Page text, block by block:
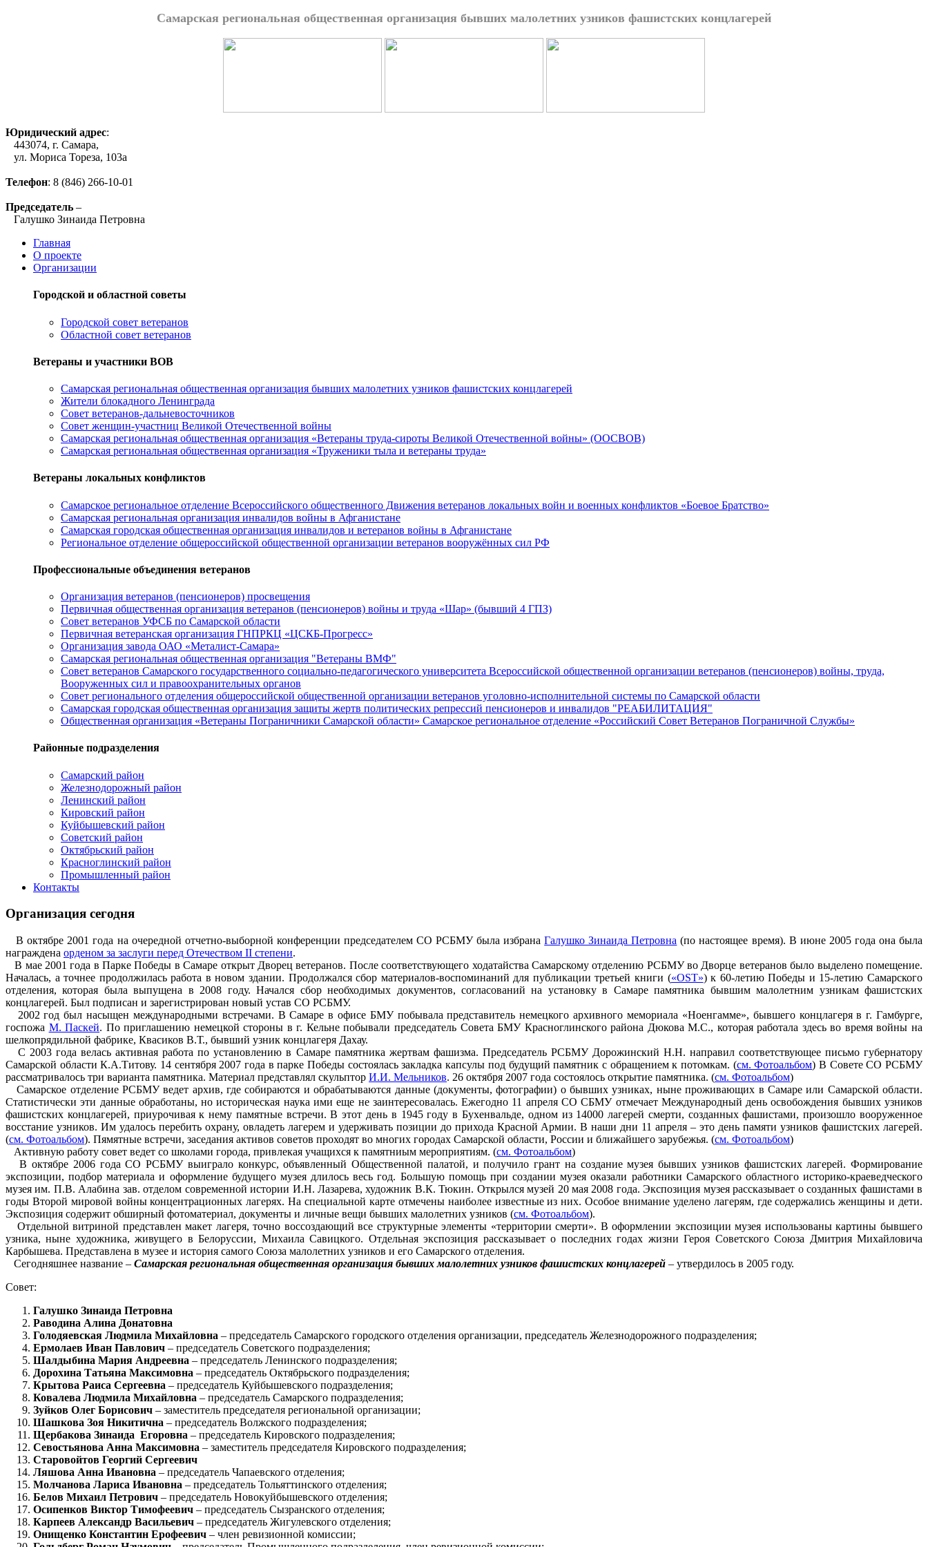
Самарская региональная общественная организация бывших малолетних узников фашистских концлагерей
Юридический адрес:
443074, г. Самара,
ул. Мориса Тореза, 103а
Телефон: 8 (846) 266-10-01
Председатель –
Галушко Зинаида Петровна
Главная
О проекте
Организации
Городской и областной советы
Городской совет ветеранов
Областной совет ветеранов
Ветераны и участники ВОВ
Самарская региональная общественная организация бывших малолетних узников фашистских концлагерей
Жители блокадного Ленинграда
Совет ветеранов-дальневосточников
Совет женщин-участниц Великой Отечественной войны
Самарская региональная общественная организация «Ветераны труда-сироты Великой Отечественной войны» (ООСВОВ)
Самарская региональная общественная организация «Труженики тыла и ветераны труда»
Ветераны локальных конфликтов
Самарское региональное отделение Всероссийского общественного Движения ветеранов локальных войн и военных конфликтов «Боевое Братство»
Самарская региональная организация инвалидов войны в Афганистане
Самарская городская общественная организация инвалидов и ветеранов войны в Афганистане
Региональное отделение общероссийской общественной организации ветеранов вооружённых сил РФ
Профессиональные объединения ветеранов
Организация ветеранов (пенсионеров) просвещения
Первичная общественная организация ветеранов (пенсионеров) войны и труда «Шар» (бывший 4 ГПЗ)
Совет ветеранов УФСБ по Самарской области
Первичная ветеранская организация ГНПРКЦ «ЦСКБ-Прогресс»
Организация завода ОАО «Металист-Самара»
Самарская региональная общественная организация "Ветераны ВМФ"
Совет ветеранов Самарского государственного социально-педагогического университета Всероссийской общественной организации ветеранов (пенсионеров) войны, труда,
Вооруженных сил и правоохранительных органов
Совет регионального отделения общероссийской общественной организации ветеранов уголовно-исполнительной системы по Самарской области
Самарская городская общественная организация защиты жертв политических репрессий пенсионеров и инвалидов "РЕАБИЛИТАЦИЯ"
Общественная организация «Ветераны Пограничники Самарской области» Самарское региональное отделение «Российский Совет Ветеранов Пограничной Службы»
Районные подразделения
Самарский район
Железнодорожный район
Ленинский район
Кировский район
Куйбышевский район
Советский район
Октябрьский район
Красноглинский район
Промышленный район
Контакты
Организация сегодня
В октябре 2001 года на очередной отчетно-выборной конференции председателем СО РСБМУ была избранаГалушко Зинаида Петровна (по настоящее время). В июне 2005 года она была
награждена орденом за заслуги перед Отечеством II степени.
В мае 2001 года в Парке Победы в Самаре открыт Дворец ветеранов. После соответствующего ходатайства Самарскому отделению РСБМУ во Дворце ветеранов было выделено помещение.
Началась, а точнее продолжилась работа в новом здании. Продолжался сбор материалов-воспоминаний для публикации третьей книги («OST») к 60-летию Победы и 15-летию Самарского
отделения, которая была выпущена в 2008 году. Начался сбор необходимых документов, согласований на установку в Самаре памятника бывшим малолетним узникам фашистских
концлагерей. Был подписан и зарегистрирован новый устав СО РСБМУ.
2002 год был насыщен международными встречами. В Самаре в офисе БМУ побывала представитель немецкого архивного мемориала «Ноенгамме», бывшего концлагеря в г. Гамбурге,
госпожа М. Паскей. По приглашению немецкой стороны в г. Кельне побывали председатель Совета БМУ Красноглинского района Дюкова М.С., которая работала здесь во время войны на
шелкопрядильной фабрике, Квасиков В.Т., бывший узник концлагеря Дахау.
С 2003 года велась активная работа по установлению в Самаре памятника жертвам фашизма. Председатель РСБМУ Дорожинский Н.Н. направил соответствующее письмо губернатору
Самарской области К.А.Титову. 14 сентября 2007 года в парке Победы состоялась закладка капсулы под будущий памятник с обращением к потомкам. (см. Фотоальбом) В Совете СО РСБМУ
рассматривалось три варианта памятника. Материал представлял скульптор И.И. Мельников. 26 октября 2007 года состоялось открытие памятника. (см. Фотоальбом)
Самарское отделение РСБМУ ведет архив, где собираются и обрабатываются данные (документы, фотографии) о бывших узниках, ныне проживающих в Самаре или Самарской области.
Статистически эти данные обработаны, но историческая наука ими еще не заинтересовалась. Ежегодно 11 апреля СО СБМУ отмечает Международный день освобождения бывших узников
фашистских концлагерей, приурочивая к нему памятные встречи. В этот день в 1945 году в Бухенвальде, одном из 14000 лагерей смерти, созданных фашистами, произошло вооруженное
восстание узников. Им удалось перебить охрану, овладеть лагерем и удерживать позиции до прихода Красной Армии. В наши дни 11 апреля – это день памяти узников фашистских лагерей.
(см. Фотоальбом). Пямятные встречи, заседания активов советов проходят во многих городах Самарской области, России и ближайшего зарубежья. (см. Фотоальбом)
Активную работу совет ведет со школами города, привлекая учащихся к памятниым мероприятиям. (см. Фотоальбом)
В октябре 2006 года СО РСБМУ выиграло конкурс, объявленный Общественной палатой, и получило грант на создание музея бывших узников фашистских лагерей. Формирование
экспозиции, подбор материала и оформление будущего музея длилось весь год. Большую помощь при создании музея оказали работники Самарского областного историко-краеведческого
музея им. П.В. Алабина зав. отделом современной истории И.Н. Лазарева, художник В.К. Тюкин. Открылся музей 20 мая 2008 года. Экспозиция музея рассказывает о созданных фашистами в
годы Второй мировой войны концентрационных лагерях. На специальной карте отмечены наиболее известные из них. Особое внимание уделено лагерям, где содержались женщины и дети.
Экспозиция содержит обширный фотоматериал, документы и личные вещи бывших малолетних узников (см. Фотоальбом).
Отдельной витриной представлен макет лагеря, точно воссоздающий все структурные элементы «территории смерти». В оформлении экспозиции музея использованы картины бывшего
узника, ныне художника, живущего в Белоруссии, Михаила Савицкого. Отдельная экспозиция рассказывает о последних годах жизни Героя Советского Союза Дмитрия Михайловича
Карбышева. Представлена в музее и история самого Союза малолетних узников и его Самарского отделения.
Сегодняшнее название – Самарская региональная общественная организация бывших малолетних узников фашистских концлагерей – утвердилось в 2005 году.
Совет:
Галушко Зинаида Петровна
Раводина Алина Донатовна
Голодяевская Людмила Михайловна – председатель Самарского городского отделения организации, председатель Железнодорожного подразделения;
Ермолаев Иван Павлович – председатель Советского подразделения;
Шалдыбина Мария Андреевна – председатель Ленинского подразделения;
Дорохина Татьяна Максимовна – председатель Октябрьского подразделения;
Крытова Раиса Сергеевна – председатель Куйбышевского подразделения;
Ковалева Людмила Михайловна – председатель Самарского подразделения;
Зуйков Олег Борисович – заместитель председателя региональной организации;
Шашкова Зоя Никитична – председатель Волжского подразделения;
Щербакова Зинаида Егоровна – председатель Кировского подразделения;
Севостьянова Анна Максимовна – заместитель председателя Кировского подразделения;
Старовойтов Георгий Сергеевич
Ляшова Анна Ивановна – председатель Чапаевского отделения;
Молчанова Лариса Ивановна – председатель Тольяттинского отделения;
Белов Михаил Петрович – председатель Новокуйбышевского отделения;
Осипенков Виктор Тимофеевич – председатель Сызранского отделения;
Карпеев Александр Васильевич – председатель Жигулевского отделения;
Онищенко Константин Ерофеевич – член ревизионной комиссии;